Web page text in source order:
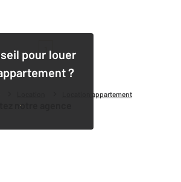
Location appartement
pour louer
?
notre agence
1